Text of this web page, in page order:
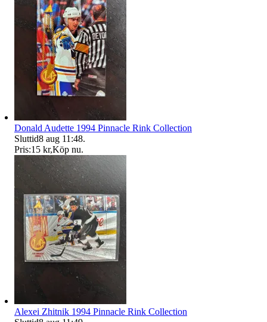
Donald Audette 1994 Pinnacle Rink Collection
Sluttid8 aug 11:48.
Pris:15 kr,Köp nu.
Alexei Zhitnik 1994 Pinnacle Rink Collection